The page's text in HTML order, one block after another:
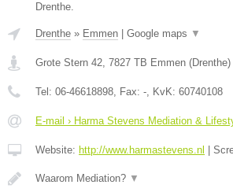
Drenthe.
Drenthe » Emmen Google maps ▼
Grote Stern 42, 7827 TB Emmen (Drenthe)
Tel: 06-46618898, Fax: -, KvK: 60740108
E-mail › Harma Stevens Mediation &
Website: http://www.harmastevens.nl
Waarom Mediation? ▼